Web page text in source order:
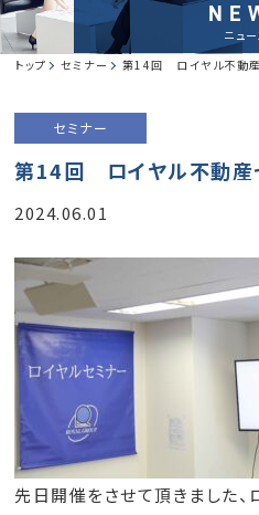
ニュー
トップ
セミナー 第14回 ロイヤル不動
セミナー
第14回 ロイヤル不動産
2024.06.01
先日開催をさせて頂きました